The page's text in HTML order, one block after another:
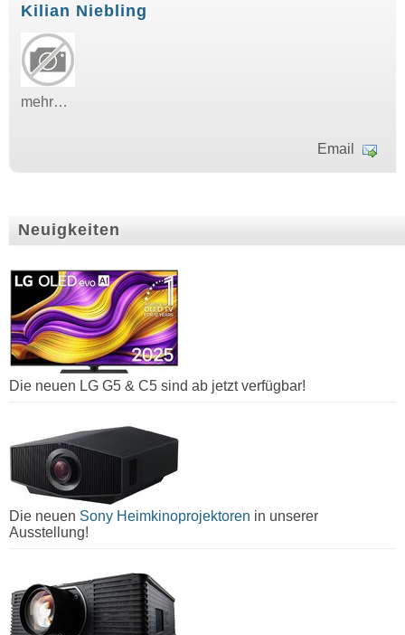
Kilian Niebling
mehr…
Email
Neuigkeiten
Die neuen LG G5 & C5 sind ab jetzt verfügbar!
Die neuen Sony Heimkinoprojektoren in unserer
Ausstellung!